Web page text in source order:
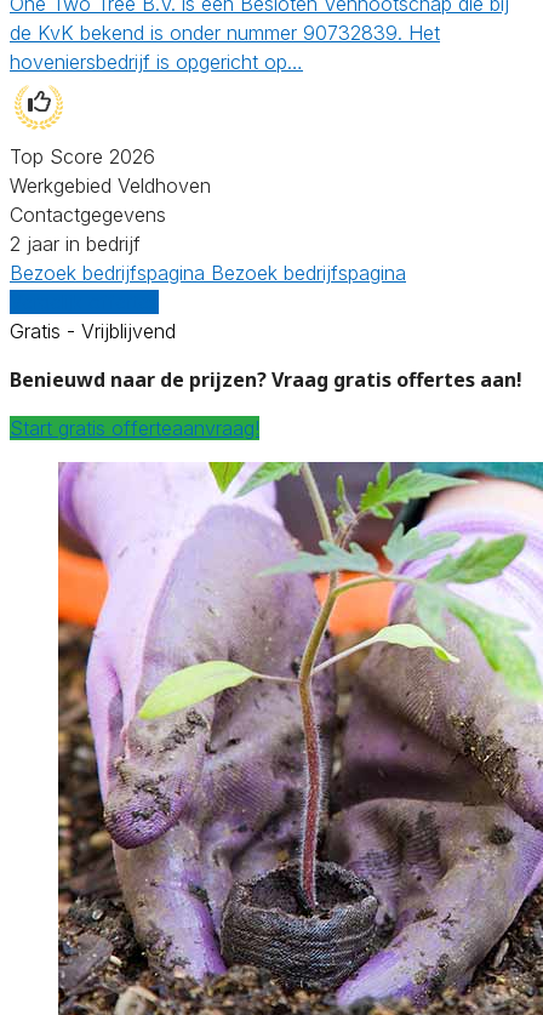
de KvK bekend is onder nummer 90732839. Het
hoveniersbedrijf is opgericht op…
Top Score 2026
Werkgebied Veldhoven
Contactgegevens
2 jaar in bedrijf
Bezoek bedrijfspagina Bezoek bedrijfspagina
Gratis - Vrijblijvend
Benieuwd naar de prijzen? Vraag gratis offertes aan!
Start gratis offerteaanvraag!